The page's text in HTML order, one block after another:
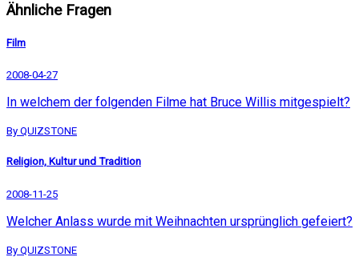
Ähnliche Fragen
Film
2008-04-27
In welchem der folgenden Filme hat Bruce Willis mitgespielt?
By QUIZSTONE
Religion, Kultur und Tradition
2008-11-25
Welcher Anlass wurde mit Weihnachten ursprünglich gefeiert?
By QUIZSTONE